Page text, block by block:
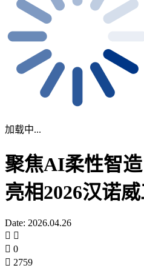
加载中...
聚焦AI柔性智
亮相2026汉诺
Date: 2026.04.26
0
2759